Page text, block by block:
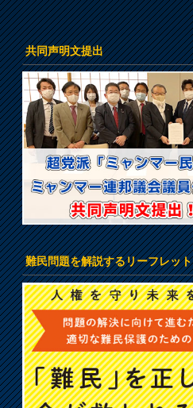
共同声明文提出
難民問題を解説するリーフレット